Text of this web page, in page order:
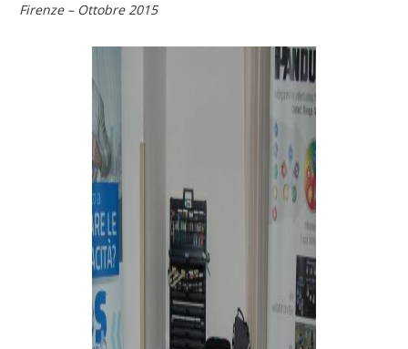
Firenze – Ottobre 2015